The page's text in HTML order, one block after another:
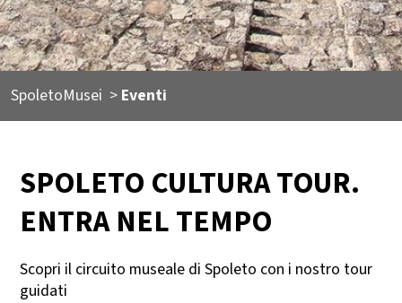
SpoletoMusei > Eventi
SPOLETO CULTURA TOUR.
ENTRA NEL TEMPO
Scopri il circuito museale di Spoleto con i nostro tour
guidati